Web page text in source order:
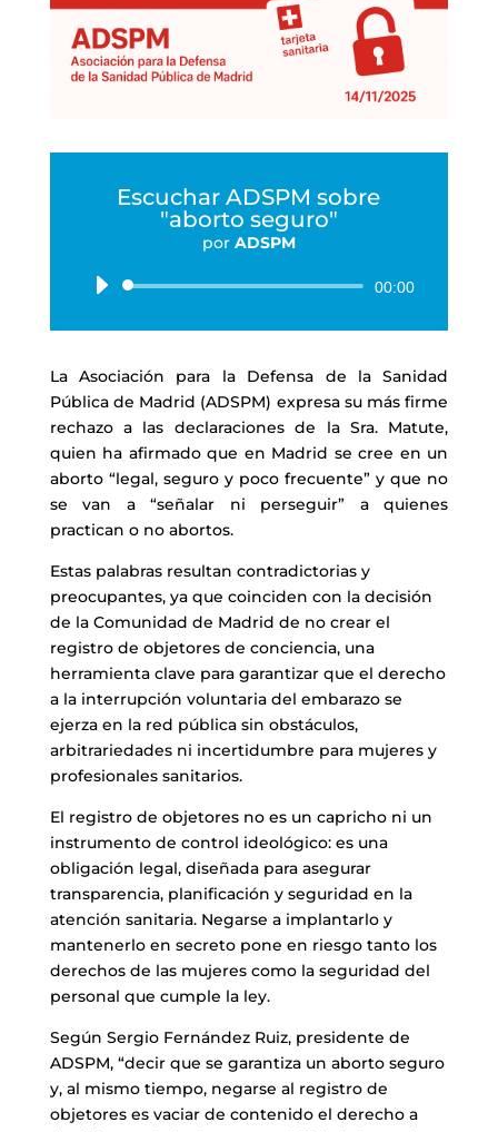
Escuchar ADSPM sobre
"aborto seguro"
por ADSPM
Reproductor
audio
00:00
La Asociación para la Defensa de la Sanidad
Pública de Madrid (ADSPM) expresa su más firme
rechazo a las declaraciones de la Sra. Matute,
quien ha afirmado que en Madrid se cree en un
aborto “legal, seguro y poco frecuente” y que no
se van a “señalar ni perseguir” a quienes
practican o no abortos.
Estas palabras resultan contradictorias y
preocupantes, ya que coinciden con la decisión
de la Comunidad de Madrid de no crear el
registro de objetores de conciencia, una
herramienta clave para garantizar que el derecho
a la interrupción voluntaria del embarazo se
ejerza en la red pública sin obstáculos,
arbitrariedades ni incertidumbre para mujeres y
profesionales sanitarios.
El registro de objetores no es un capricho ni un
instrumento de control ideológico: es una
obligación legal, diseñada para asegurar
transparencia, planificación y seguridad en la
atención sanitaria. Negarse a implantarlo y
mantenerlo en secreto pone en riesgo tanto los
derechos de las mujeres como la seguridad del
personal que cumple la ley.
Según Sergio Fernández Ruiz, presidente de
ADSPM, “decir que se garantiza un aborto seguro
y, al mismo tiempo, negarse al registro de
objetores es vaciar de contenido el derecho a